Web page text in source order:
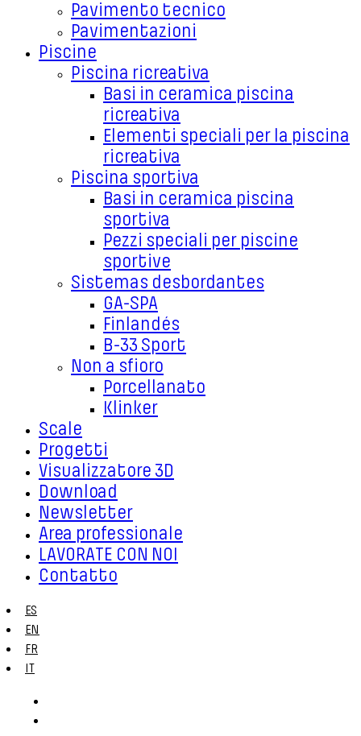
Pavimento tecnico
Pavimentazioni
Piscine
Piscina ricreativa
Basi in ceramica piscina
ricreativa
Elementi speciali per la piscina
ricreativa
Piscina sportiva
Basi in ceramica piscina
sportiva
Pezzi speciali per piscine
sportive
Sistemas desbordantes
GA-SPA
Finlandés
B-33 Sport
Non a sfioro
Porcellanato
Klinker
Scale
Progetti
Visualizzatore 3D
Download
Newsletter
Area professionale
LAVORATE CON NOI
Contatto
ES
EN
FR
IT